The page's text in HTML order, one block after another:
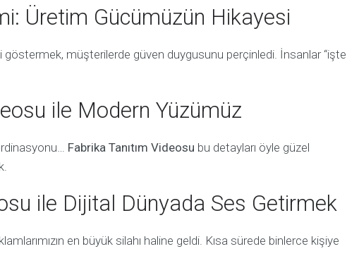
Üretim Gücümüzün Hikayesi
göstermek, müşterilerde güven duygusunu perçinledi. İnsanlar “işte
ile Modern Yüzümüz
Fabrika Tanıtım Videosu bu detayları öyle güzel
ile Dijital Dünyada Ses Getirmek
en büyük silahı haline geldi. Kısa sürede binlerce kişiye